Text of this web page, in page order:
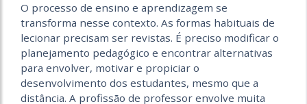
O processo de ensino e aprendizagem se
transforma nesse contexto. As formas habituais de
lecionar precisam ser revistas. É preciso modificar o
planejamento pedagógico e encontrar alternativas
para envolver, motivar e propiciar o
desenvolvimento dos estudantes, mesmo que a
distância. A profissão de professor envolve muita